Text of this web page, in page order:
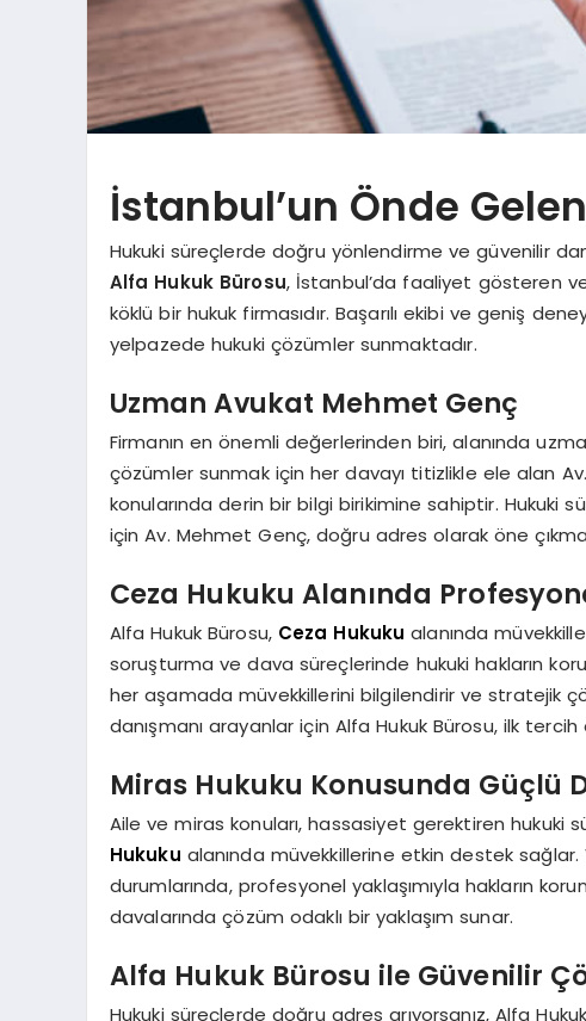
İstanbul’un Önde
Hukuki süreçlerde doğru yönlendirme ve güvenilir
Alfa Hukuk Bürosu, İstanbul’da faaliyet gösteren
köklü bir hukuk firmasıdır. Başarılı ekibi ve geniş
yelpazede hukuki çözümler sunmaktadır.
Uzman Avukat Mehmet Genç
Firmanın en önemli değerlerinden biri, alanında
çözümler sunmak için her davayı titizlikle ele alan
konularında derin bir bilgi birikimine sahiptir. Hukuki
için Av. Mehmet Genç, doğru adres olarak öne
Ceza Hukuku Alanında
Alfa Hukuk Bürosu, Ceza Hukuku alanında
soruşturma ve dava süreçlerinde hukuki hakların
her aşamada müvekkillerini bilgilendirir ve stratejik
danışmanı arayanlar için Alfa Hukuk Bürosu, ilk tercih
Miras Hukuku Konusunda Güçlü
Aile ve miras konuları, hassasiyet gerektiren hukuki
Hukuku alanında müvekkillerine etkin destek sağlar.
durumlarında, profesyonel yaklaşımıyla hakların
davalarında çözüm odaklı bir yaklaşım sunar.
Alfa Hukuk Bürosu ile Güvenilir
Hukuki süreçlerde doğru adres arıyorsanız, Alfa